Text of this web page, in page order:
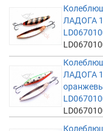
ЛАДОГА
ЛАДОГА